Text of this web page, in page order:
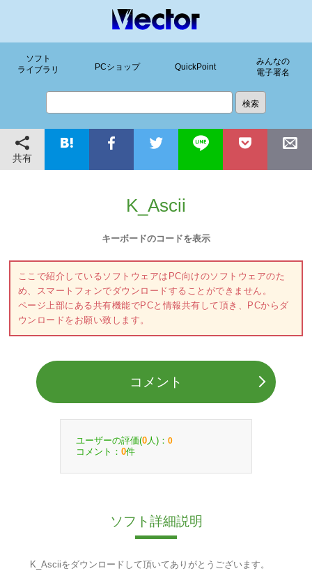
ソフト
ライブラリ
PCショップ QuickPoint
みんなの
電子署名
共有
K_Ascii
キーボードのコードを表示
ここで紹介しているソフトウェアはPC向けのソフトウェアのた
め、スマートフォンでダウンロードすることができません。
ページ上部にある共有機能でPCと情報共有して頂き、PCからダ
ウンロードをお願い致します。
コメント
ユーザーの評価(0 人)： 0
コメント： 0件
ソフト詳細説明
K_Asciiをダウンロードして頂いてありがとうございます。